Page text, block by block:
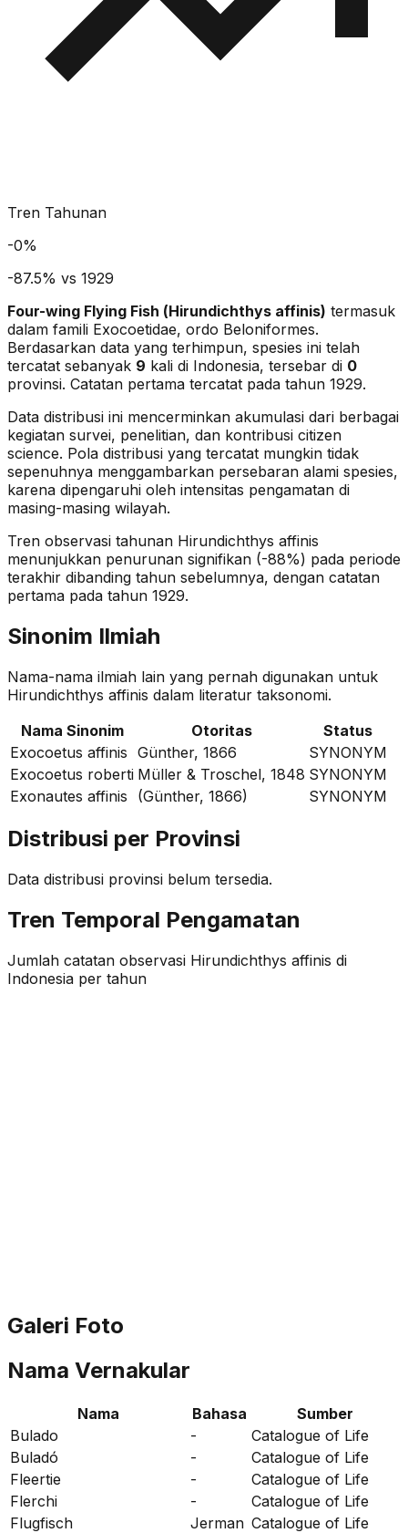
Tren Tahunan
-0%
-87.5% vs 1929
Four-wing Flying Fish (Hirundichthys affinis) termasuk
dalam famili Exocoetidae, ordo Beloniformes.
Berdasarkan data yang terhimpun, spesies ini telah
tercatat sebanyak 9 kali di Indonesia, tersebar di 0
provinsi. Catatan pertama tercatat pada tahun 1929.
Data distribusi ini mencerminkan akumulasi dari berbagai
kegiatan survei, penelitian, dan kontribusi citizen
science. Pola distribusi yang tercatat mungkin tidak
sepenuhnya menggambarkan persebaran alami spesies,
karena dipengaruhi oleh intensitas pengamatan di
masing-masing wilayah.
Tren observasi tahunan Hirundichthys affinis
menunjukkan penurunan signifikan (-88%) pada periode
terakhir dibanding tahun sebelumnya, dengan catatan
pertama pada tahun 1929.
Sinonim Ilmiah
Nama-nama ilmiah lain yang pernah digunakan untuk
Hirundichthys affinis dalam literatur taksonomi.
Nama Sinonim
Otoritas
Status
Exocoetus affinis Günther, 1866
SYNONYM
Exocoetus roberti Müller & Troschel, 1848 SYNONYM
Exonautes affinis
(Günther, 1866) SYNONYM
Distribusi per Provinsi
Data distribusi provinsi belum tersedia.
Tren Temporal Pengamatan
Jumlah catatan observasi Hirundichthys affinis di
Indonesia per tahun
Galeri Foto
Nama Vernakular
Nama Bahasa
Sumber
Bulado
-
Catalogue of Life
Buladó
-
Catalogue of Life
Fleertie
-
Catalogue of Life
Flerchi
-
Catalogue of Life
Flugfisch
Jerman Catalogue of Life